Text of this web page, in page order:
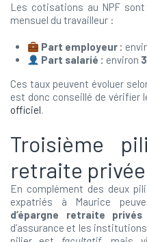
Les cotisations au NPF
mensuel du travailleur :
Part employeur :
Part salarié : environ
Ces taux peuvent évoluer
est donc conseillé de vérifier
officiel.
Troisième
retraite privée
En complément des deux
expatriés à Maurice
d’épargne retraite privés
d’assurance et les